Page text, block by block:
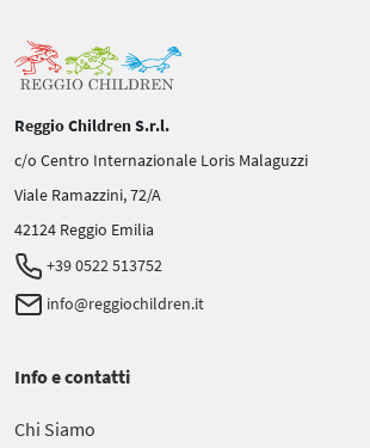
Reggio Children S.r.l.
c/o Centro Internazionale Loris Malaguzzi
Viale Ramazzini, 72/A
42124 Reggio Emilia
+39 0522 513752
info@reggiochildren.it
Info e contatti
Chi Siamo